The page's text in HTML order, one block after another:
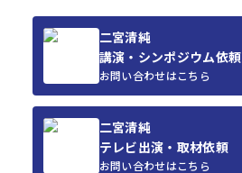
二宮清純
講演・シンポジウム依頼
お問い合わせはこちら
二宮清純
テレビ出演・取材依頼
お問い合わせはこちら